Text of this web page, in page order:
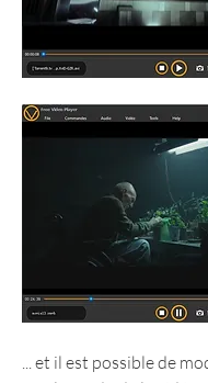
... et il est possible de